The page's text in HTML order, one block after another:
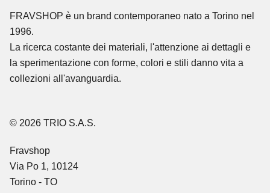
FRAVSHOP è un brand contemporaneo nato a Torino nel
1996.
La ricerca costante dei materiali, l'attenzione ai dettagli e
la sperimentazione con forme, colori e stili danno vita a
collezioni all'avanguardia.
© 2026 TRIO S.A.S.
Fravshop
Via Po 1, 10124
Torino - TO